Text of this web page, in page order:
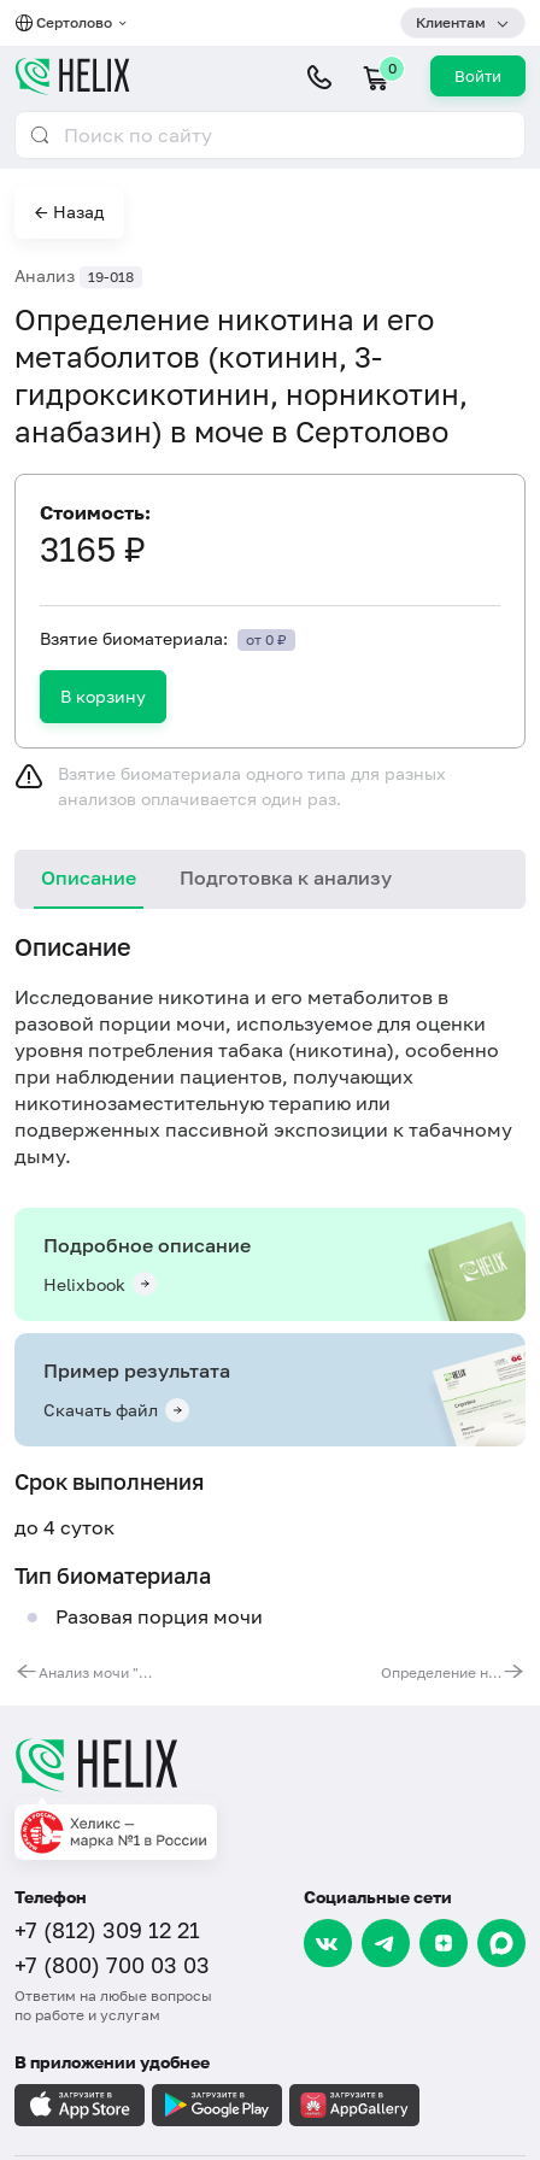
Сертолово Клиентам
0 Войти
← Назад
Анализ 19-018
Определение никотина и его
метаболитов (котинин, 3-
гидроксикотинин, норникотин,
анабазин) в моче в Сертолово
Стоимость:
3165 ₽
Взятие биоматериала: от 0 ₽
В корзину
Взятие биоматериала одного типа для разных
анализов оплачивается один раз.
Описание Подготовка к анализу
Описание
Исследование никотина и его метаболитов в
разовой порции мочи, используемое для оценки
уровня потребления табака (никотина), особенно
при наблюдении пациентов, получающих
никотинозаместительную терапию или
подверженных пассивной экспозиции к табачному
дыму.
Подробное описание
Helixbook
Пример результата
Скачать файл
Срок выполнения
до 4 суток
Тип биоматериала
Разовая порция мочи
Анализ мочи "Вредные привычки": алкоголь, никотин, психотропные и наркотические вещества, психоактивные лекарственные вещества Определение никотина и его метаболита (котинин) в слюне
Телефон
+7 (812) 309 12 21
+7 (800) 700 03 03
Ответим на любые вопросы
по работе и услугам
Социальные сети
В приложении удобнее